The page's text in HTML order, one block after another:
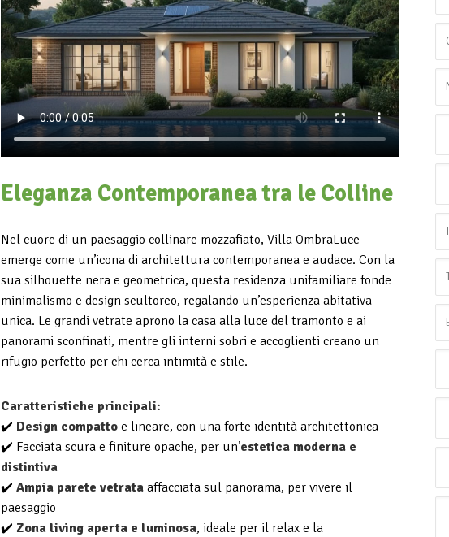
Eleganza Contemporanea tra le Colline
Nel cuore di un paesaggio collinare mozzafiato, Villa OmbraLuce
emerge come un’icona di architettura contemporanea e audace. Con la
sua silhouette nera e geometrica, questa residenza unifamiliare fonde
minimalismo e design scultoreo, regalando un’esperienza abitativa
unica. Le grandi vetrate aprono la casa alla luce del tramonto e ai
panorami sconfinati, mentre gli interni sobri e accoglienti creano un
rifugio perfetto per chi cerca intimità e stile.
Caratteristiche principali:
✔️ Design compatto e lineare, con una forte identità architettonica
✔️ Facciata scura e finiture opache, per un’estetica moderna e
distintiva
✔️ Ampia parete vetrata affacciata sul panorama, per vivere il
paesaggio
✔️ Zona living aperta e luminosa, ideale per il relax e la